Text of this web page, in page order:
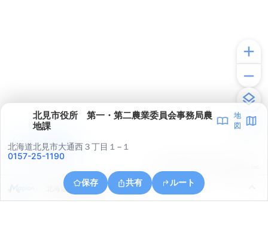
北見市役所 第一・第二農業委員会事務局農
地課
地
図
北海道北見市大通西３丁目１−１
0157-25-1190
保存 共有 ルート
北海道北見市南丘
アプリで見る